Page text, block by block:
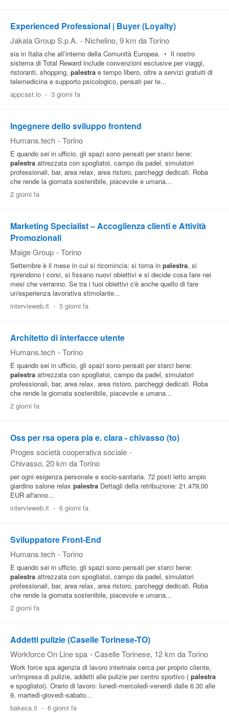
Experienced Professional | Buyer (Loyalty)
Jakala Group S.p.A. - Nichelino, 9 km da Torino
sia in Italia che all’interno della Comunità Europea. • Il nostro
sistema di Total Reward include convenzioni esclusive per viaggi,
ristoranti, shopping, palestra e tempo libero, oltre a servizi gratuiti di
telemedicina e supporto psicologico, pensati per te...
appcast.io - 3 giorni fa
Ingegnere dello sviluppo frontend
Humans.tech - Torino
E quando sei in ufficio, gli spazi sono pensati per starci bene:
palestra attrezzata con spogliatoi, campo da padel, simulatori
professionali, bar, area relax, area ristoro, parcheggi dedicati. Roba
che rende la giornata sostenibile, piacevole e umana...
2 giorni fa
Marketing Specialist – Accoglienza clienti e Attività
Promozionali
Maige Group - Torino
Settembre è il mese in cui si ricomincia: si torna in palestra, si
riprendono i corsi, si fissano nuovi obiettivi e si decide cosa fare nei
mesi che verranno. Se tra i tuoi obiettivi c'è anche quello di fare
un'esperienza lavorativa stimolante...
intervieweb.it - 5 giorni fa
Architetto di interfacce utente
Humans.tech - Torino
E quando sei in ufficio, gli spazi sono pensati per starci bene:
palestra attrezzata con spogliatoi, campo da padel, simulatori
professionali, bar, area relax, area ristoro, parcheggi dedicati. Roba
che rende la giornata sostenibile, piacevole e umana...
2 giorni fa
Oss per rsa opera pia e. clara - chivasso (to)
Proges società cooperativa sociale -
Chivasso, 20 km da Torino
per ogni esigenza personale e socio-sanitaria. 72 posti letto ampio
giardino salone relax palestra Dettagli della retribuzione: 21.479,00
EUR all'anno...
intervieweb.it - 6 giorni fa
Sviluppatore Front-End
Humans.tech - Torino
E quando sei in ufficio, gli spazi sono pensati per starci bene:
palestra attrezzata con spogliatoi, campo da padel, simulatori
professionali, bar, area relax, area ristoro, parcheggi dedicati. Roba
che rende la giornata sostenibile, piacevole e umana...
2 giorni fa
Addetti pulizie (Caselle Torinese-TO)
Workforce On Line spa - Caselle Torinese, 12 km da Torino
Work force spa agenzia di lavoro interinale cerca per proprio cliente,
un'impresa di pulizie, addetti alle pulizie per centro sportivo ( palestra
e spogliatoi). Orario di lavoro: lunedì-mercoledì-venerdì dalle 6.30 alle
9, martedì-giovedì-sabato...
bakeca.it - 6 giorni fa